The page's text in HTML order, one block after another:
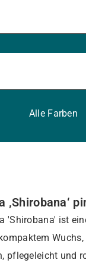
Alle Farben
‚Shirobana‘
'Shirobana' ist
pflegeleicht und